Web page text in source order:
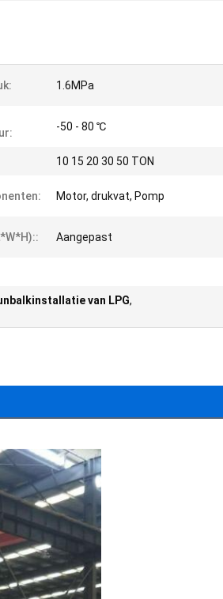
1.6MPa
-50 - 80 ℃
10 15 20 30 50 TON
Motor, drukvat, Pomp
Aangepast
van LPG,